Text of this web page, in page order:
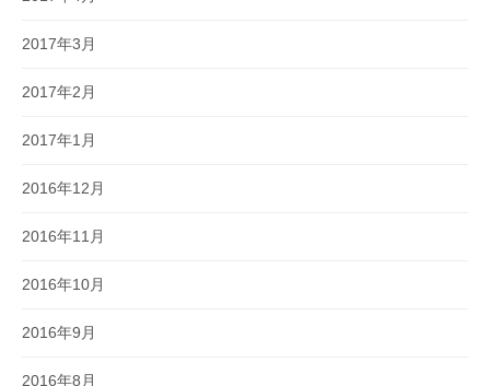
2017年3月
2017年2月
2017年1月
2016年12月
2016年11月
2016年10月
2016年9月
2016年8月